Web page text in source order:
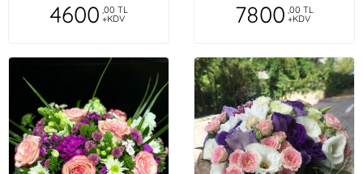
4600 ,00 TL
+KDV 7800 ,00 TL
+KDV